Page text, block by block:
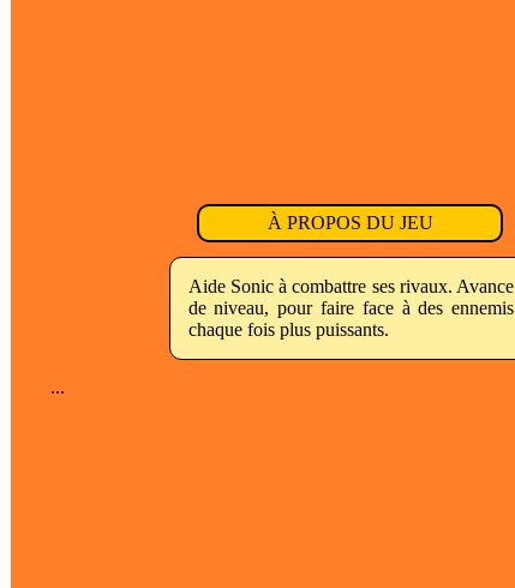
À PROPOS DU JEU
Aide Sonic à combattre ses rivaux. Avance
de niveau, pour faire face à des ennemis
chaque fois plus puissants.
...